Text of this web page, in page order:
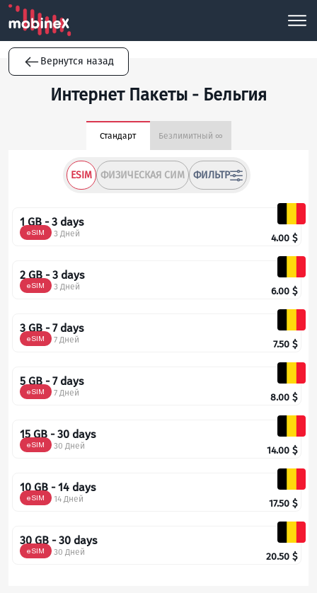
Вернутся назад
Интернет Пакеты - Бельгия
Стандарт Безлимитный ∞
ESIM ФИЗИЧЕСКАЯ СИМ ФИЛЬТР
1 GB - 3 days
eSIM 3 Дней 4.00 $
2 GB - 3 days
eSIM 3 Дней 6.00 $
3 GB - 7 days
eSIM 7 Дней 7.50 $
5 GB - 7 days
eSIM 7 Дней 8.00 $
15 GB - 30 days
eSIM 30 Дней 14.00 $
10 GB - 14 days
eSIM 14 Дней 17.50 $
30 GB - 30 days
eSIM 30 Дней 20.50 $